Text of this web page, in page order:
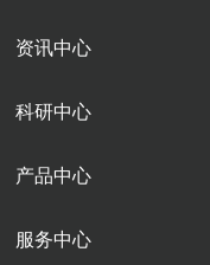
资讯中心
科研中心
产品中心
服务中心